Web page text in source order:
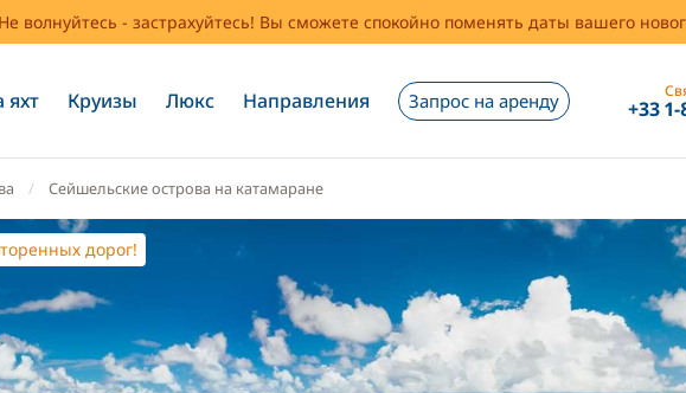
Не волнуйтесь - застрахуйтесь! Вы сможете спокойно поменять даты вашего
яхт Круизы Люкс Направления Запрос на аренду +33
Сейшельские острова на катамаране
дорог!